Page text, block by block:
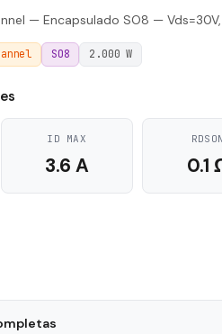
— Encapsulado SO8 — Vds=30V,
SO8 2.000 W
ID MAX
3.6 A
RDSON
0.1